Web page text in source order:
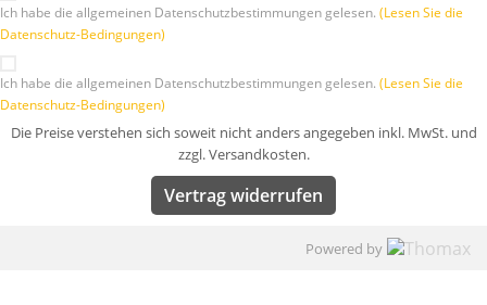
Ich habe die allgemeinen Datenschutzbestimmungen gelesen. (Lesen Sie die
Datenschutz-Bedingungen)
Ich habe die allgemeinen Datenschutzbestimmungen gelesen. (Lesen Sie die
Datenschutz-Bedingungen)
Die Preise verstehen sich soweit nicht anders angegeben inkl. MwSt. und
zzgl. Versandkosten.
Vertrag widerrufen
Powered by